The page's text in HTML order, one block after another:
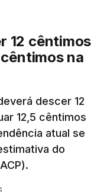
e conflitos na
elevar os
mensais
subiu para
130,3 de junho.
básicos
12 cêntimos
na
descer 12
12,5 cêntimos
atual se
do